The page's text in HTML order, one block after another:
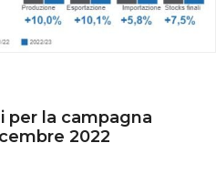
per la campagna
2022